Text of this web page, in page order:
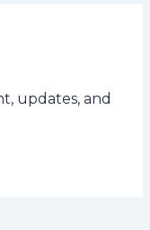
updates, and